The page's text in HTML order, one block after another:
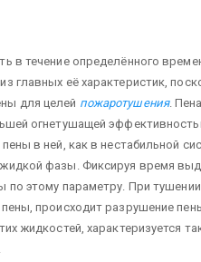
в течение определённого
главных её характеристик,
для целей пожаротушения.
огнетушащей
в ней, как в нестабильной
фазы. Фиксируя время
по этому параметру. При
происходит разрушение
жидкостей, характеризуется